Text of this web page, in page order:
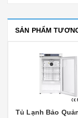
SẢN PHẨM
Tủ Lạnh Bảo